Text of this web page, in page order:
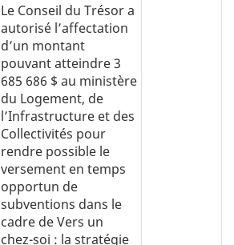
Le Conseil du Trésor a
autorisé l’affectation
d’un montant
pouvant atteindre 3
685 686 $ au ministère
du Logement, de
l’Infrastructure et des
Collectivités pour
rendre possible le
versement en temps
opportun de
subventions dans le
cadre de Vers un
chez-soi : la stratégie